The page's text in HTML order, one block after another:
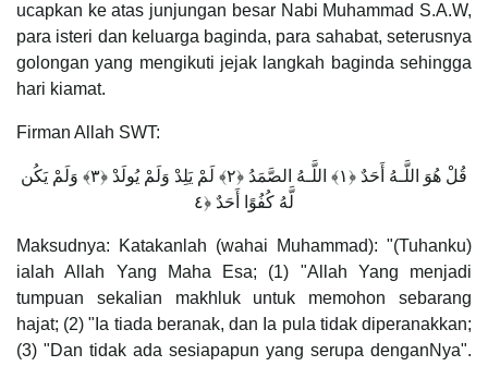
ucapkan ke atas junjungan besar Nabi Muhammad S.A.W,
para isteri dan keluarga baginda, para sahabat, seterusnya
golongan yang mengikuti jejak langkah baginda sehingga
hari kiamat.
Firman Allah SWT:
قُلْ هُوَ اللَّـهُ أَحَدٌ ﴿١﴾ اللَّـهُ الصَّمَدُ ﴿٢﴾ لَمْ يَلِدْ وَلَمْ يُولَدْ ﴿٣﴾ وَلَمْ يَكُن
لَّهُ كُفُوًا أَحَدٌ ﴿٤
Maksudnya: Katakanlah (wahai Muhammad): "(Tuhanku)
ialah Allah Yang Maha Esa; (1) "Allah Yang menjadi
tumpuan sekalian makhluk untuk memohon sebarang
hajat; (2) "Ia tiada beranak, dan Ia pula tidak diperanakkan;
(3) "Dan tidak ada sesiapapun yang serupa denganNya".